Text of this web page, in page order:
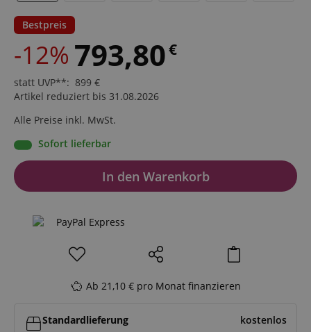
Bestpreis
-12% 793,80€
statt UVP**: 899 €
Artikel reduziert bis 31.08.2026
Alle Preise inkl. MwSt.
Sofort lieferbar
In den Warenkorb
Ab 21,10 € pro Monat finanzieren
Standardlieferung
kostenlos